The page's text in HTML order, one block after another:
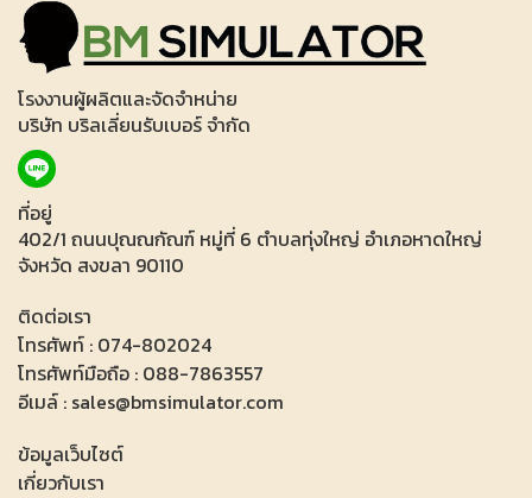
โรงงานผู้ผลิตและจัดจำหน่าย
บริษัท บริลเลี่ยนรับเบอร์ จำกัด
ที่อยู่
402/1 ถนนปุณณกัณฑ์ หมู่ที่ 6 ตำบลทุ่งใหญ่ อำเภอหาดใหญ่
จังหวัด สงขลา 90110
ติดต่อเรา
โทรศัพท์ : 074-802024
โทรศัพท์มือถือ : 088-7863557
อีเมล์ : sales@bmsimulator.com
ข้อมูลเว็บไซต์
เกี่ยวกับเรา